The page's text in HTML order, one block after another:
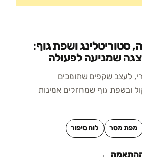
סטוריטלינג ושפת גוף:
שמניעה לפעולה
לעצב שקפים שתומכים
ובשפת גוף שמחזקים אמינות
מפת מסר לוח סיפור
←